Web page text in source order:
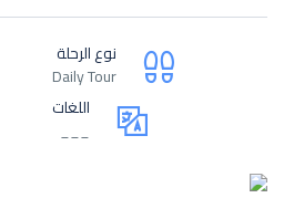
نوع الرحلة
Daily Tour
اللغات
___